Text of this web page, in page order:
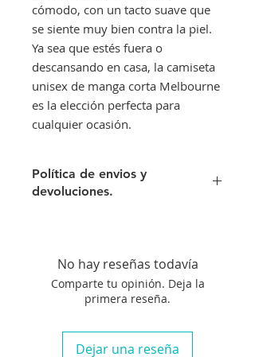
cómodo, con un tacto suave que
se siente muy bien contra la piel.
Ya sea que estés fuera o
descansando en casa, la camiseta
unisex de manga corta Melbourne
es la elección perfecta para
cualquier ocasión.
Política de envios y
devoluciones.
concepto de transporte.
Si no queda satisfecho con su
compra aceptamos su devolución
No hay reseñas todavía
Comparte tu opinión. Deja la
primera reseña.
Dejar una reseña